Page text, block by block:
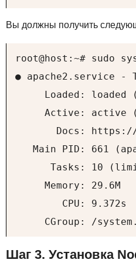
Вы должны получить
root@host:~# sudo
● apache2.service -
Loaded: loaded
Active: active
Docs:
Main PID: 661
Tasks: 10
     Memory: 29.6M
        CPU: 9.372s
CGroup: /
Шаг 3. Установка